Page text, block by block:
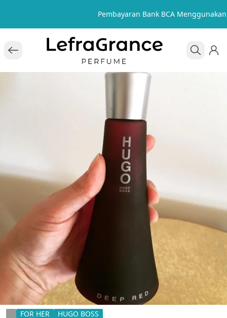
Pembayaran Bank BCA Menggunakan
FOR HER HUGO BOSS